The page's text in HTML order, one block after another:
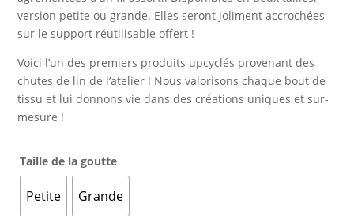
version petite ou grande. Elles seront joliment accrochées
sur le support réutilisable offert !
Voici l’un des premiers produits upcyclés provenant des
chutes de lin de l’atelier ! Nous valorisons chaque bout de
tissu et lui donnons vie dans des créations uniques et sur-
mesure !
Taille de la goutte
Petite Grande